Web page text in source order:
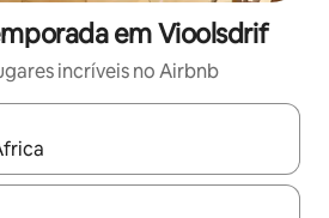
em Vioolsdrif
incríveis no Airbnb
estiverem disponíveis, explore-os